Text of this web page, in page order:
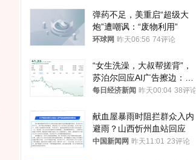
弹药不足，美重启“超级大
炮”遭嘲讽：“废物利用”
环球网 昨天06:56 74评论
“女生洗澡，大叔帮搓背”，
苏泊尔回应AI广告擦边：视
频全下架，已强化内容管理
每日经济新闻 昨天00:04 38评论
献血屋暴雨时阻拦群众入内
避雨？山西忻州血站回应
中国新闻网 昨天11:01 23评论